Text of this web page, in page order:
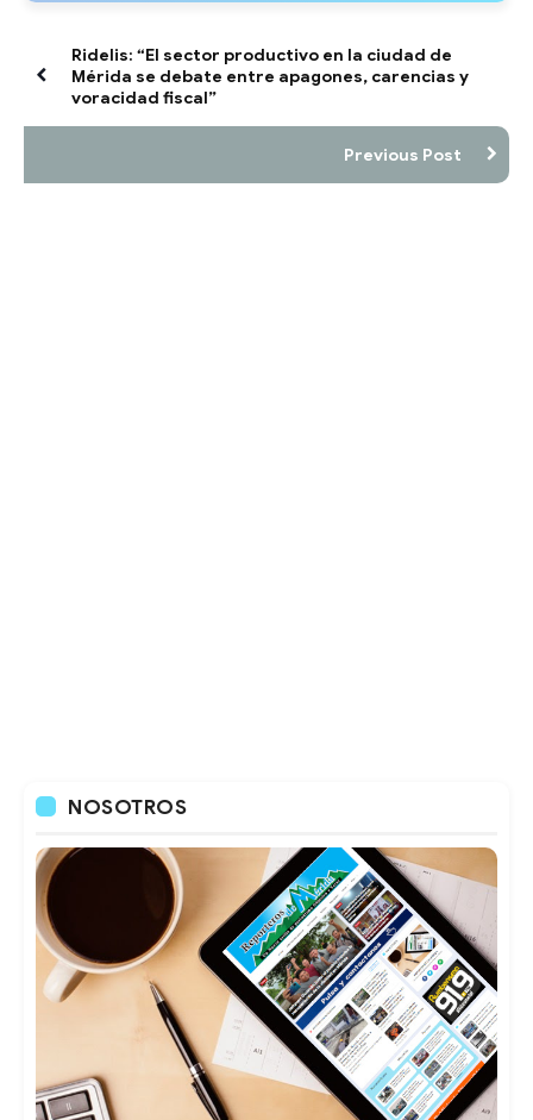
Ridelis: “El sector productivo en la ciudad de
Mérida se debate entre apagones, carencias y
voracidad fiscal”
Previous Post
NOSOTROS